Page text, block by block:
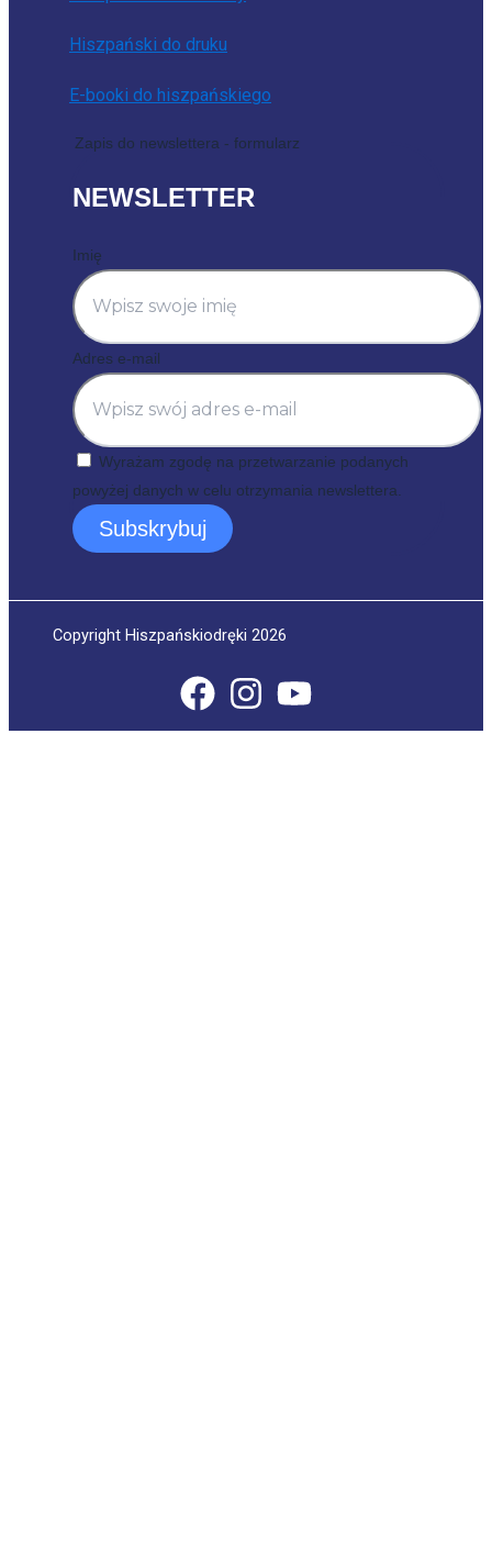
Hiszpański do druku
E-booki do hiszpańskiego
Zapis do newslettera - formularz
NEWSLETTER
Imię
Adres e-mail
Wyrażam zgodę na przetwarzanie podanych
powyżej danych w celu otrzymania newslettera.
Subskrybuj
Copyright Hiszpańskiodręki 2026